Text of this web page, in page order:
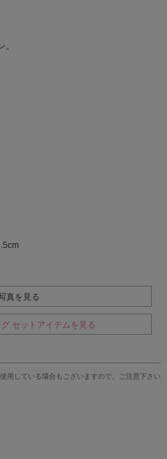
真を見る
セットアイテムを見る
用している場合もございますので、ご注意下さい